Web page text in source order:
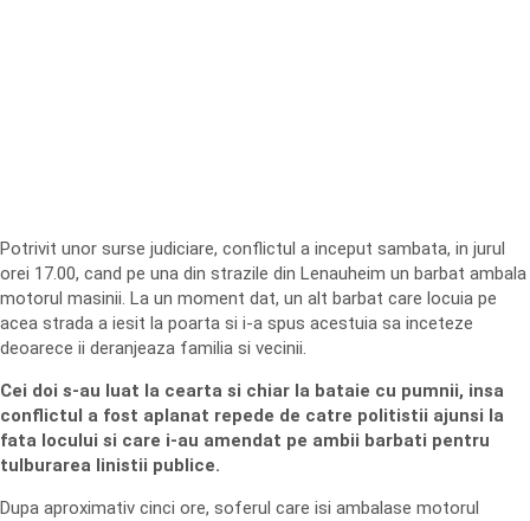
Potrivit unor surse judiciare, conflictul a inceput sambata, in jurul
orei 17.00, cand pe una din strazile din Lenauheim un barbat ambala
motorul masinii. La un moment dat, un alt barbat care locuia pe
acea strada a iesit la poarta si i-a spus acestuia sa inceteze
deoarece ii deranjeaza familia si vecinii.
Cei doi s-au luat la cearta si chiar la bataie cu pumnii, insa
conflictul a fost aplanat repede de catre politistii ajunsi la
fata locului si care i-au amendat pe ambii barbati pentru
tulburarea linistii publice.
Dupa aproximativ cinci ore, soferul care isi ambalase motorul